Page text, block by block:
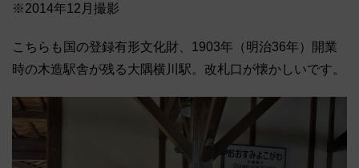
※2014年12月撮影
こちらも国の登録有形文化財、1903年（明治36年）開業
時の木造駅舎が残る大隅横川駅。改札口が懐かしいです。